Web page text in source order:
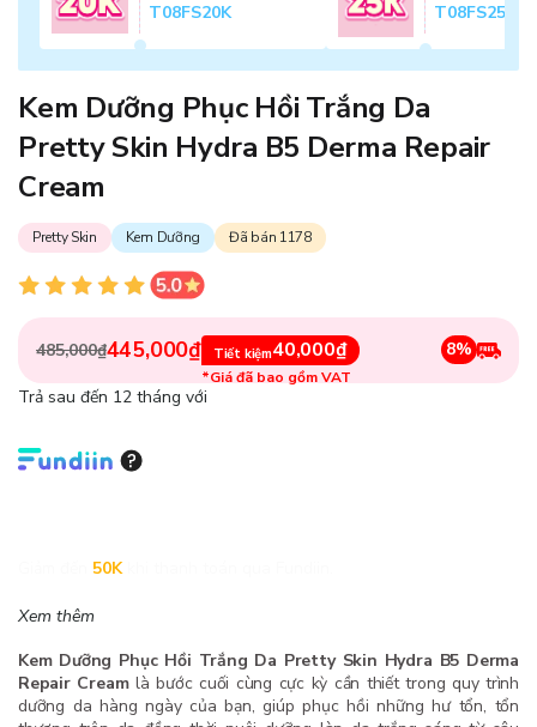
T08FS20K
T08FS25K
Kem Dưỡng Phục Hồi Trắng Da
Pretty Skin Hydra B5 Derma Repair
Cream
Pretty Skin Kem Dưỡng Đã bán 1178
485,000₫445,000₫ Tiết kiệm40,000₫
*Giá đã bao gồm VAT
8%
Trả sau đến 12 tháng với
50K
Xem thêm
Kem Dưỡng Phục Hồi Trắng Da Pretty Skin Hydra B5 Derma
Repair Creamlà bước cuối cùng cực kỳ cần thiết trong quy trình
dưỡng da hàng ngày của bạn, giúp phục hồi những hư tổn, tổn